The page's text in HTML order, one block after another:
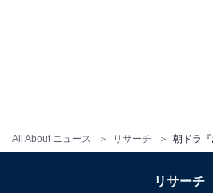
All About ニュース リサーチ
リサーチ